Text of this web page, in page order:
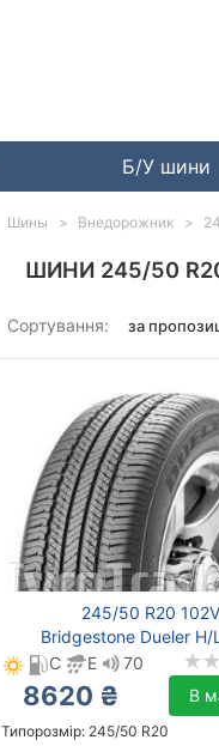
Б/У шини
ШИНИ 245/50
Сортування:
245/50 R20 102V
Bridgestone Dueler H/
C
E 70
8620 ₴ В
Типорозмір: 245/50 R20
Шины Внедорожник